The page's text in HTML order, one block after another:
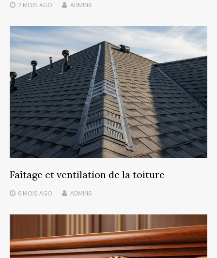
2 MOIS AGO ADMIN6
Faîtage et ventilation de la toiture
6 MOIS AGO ADMIN6